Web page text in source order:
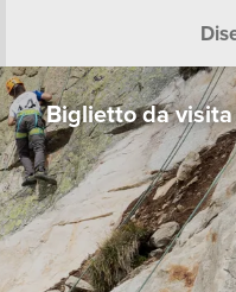
Biglietto da visita